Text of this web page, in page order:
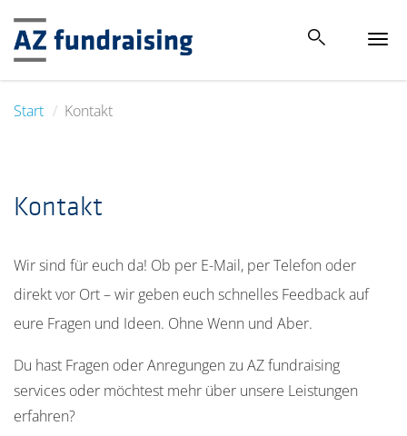
Start Kontakt
Kontakt
Wir sind für euch da! Ob per E-Mail, per Telefon oder
direkt vor Ort – wir geben euch schnelles Feedback auf
eure Fragen und Ideen. Ohne Wenn und Aber.
Du hast Fragen oder Anregungen zu AZ fundraising
services oder möchtest mehr über unsere Leistungen
erfahren?